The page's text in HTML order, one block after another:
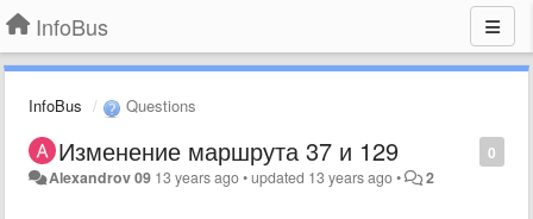
InfoBus
InfoBus Questions
0
Изменение маршрута 37 и 129
Alexandrov 09 13 years ago•updated 13 years ago• 2